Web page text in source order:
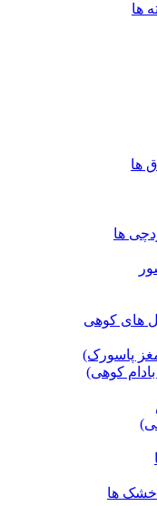
ها
ها
ها
های کوهی
پاسورک)
کوهی)
خشک ها